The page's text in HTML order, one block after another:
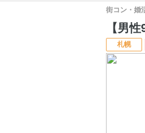
街コン・婚
【男
札幌